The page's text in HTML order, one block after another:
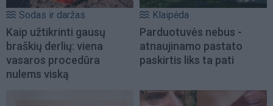
Sodas ir daržas
Kaip užtikrinti gausų
braškių derlių: viena
vasaros procedūra
nulems viską
Klaipėda
Parduotuvės nebus -
atnaujinamo pastato
paskirtis liks ta pati